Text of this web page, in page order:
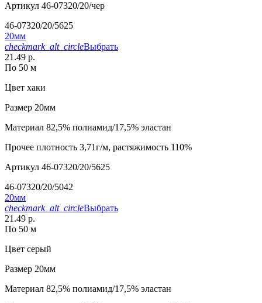
Артикул 46-07320/20/чер
46-07320/20/5625
20мм
checkmark_alt_circleВыбрать
21.49 р.
По 50 м
Цвет хаки
Размер 20мм
Материал 82,5% полиамид/17,5% эластан
Прочее плотность 3,71г/м, растяжимость 110%
Артикул 46-07320/20/5625
46-07320/20/5042
20мм
checkmark_alt_circleВыбрать
21.49 р.
По 50 м
Цвет серый
Размер 20мм
Материал 82,5% полиамид/17,5% эластан